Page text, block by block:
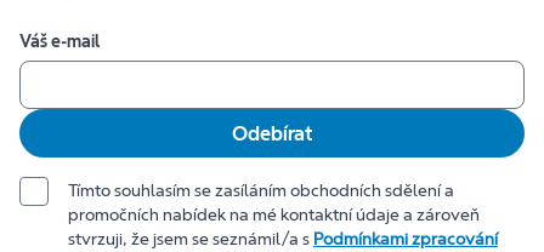
Váš e-mail
Odebírat
Tímto souhlasím se zasíláním obchodních sdělení a
promočních nabídek na mé kontaktní údaje a zároveň
stvrzuji, že jsem se seznámil/a s Podmínkami zpracování